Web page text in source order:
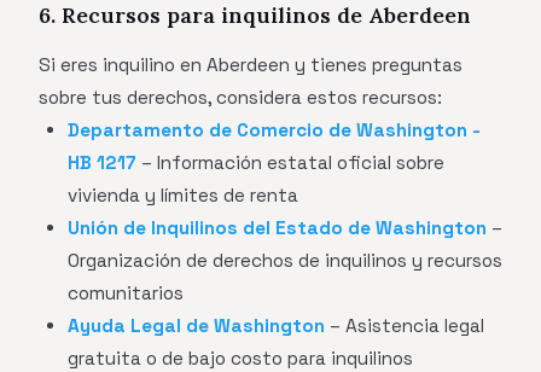
6. Recursos para inquilinos de Aberdeen
Si eres inquilino en Aberdeen y tienes preguntas
sobre tus derechos, considera estos recursos:
Departamento de Comercio de Washington -
HB 1217 – Información estatal oficial sobre
vivienda y límites de renta
Unión de Inquilinos del Estado de Washington –
Organización de derechos de inquilinos y recursos
comunitarios
Ayuda Legal de Washington – Asistencia legal
gratuita o de bajo costo para inquilinos